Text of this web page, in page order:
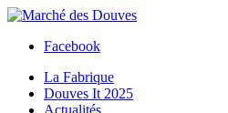
Facebook
La Fabrique
Douves It 2025
Actualités